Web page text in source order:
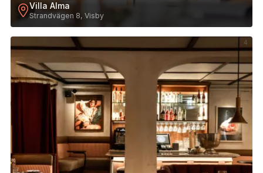
Villa Alma
Strandvägen 8, Visby
4